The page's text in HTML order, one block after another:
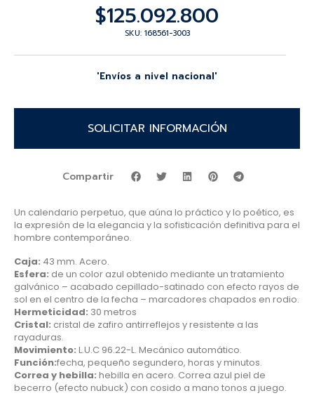
$125.092.800
SKU: 168561-3003
'Envíos a nivel nacional'
SOLICITAR INFORMACIÓN
Compartir
Un calendario perpetuo, que aúna lo práctico y lo poético, es
la expresión de la elegancia y la sofisticación definitiva para el
hombre contemporáneo.
Caja: 43 mm. Acero.
Esfera: de un color azul obtenido mediante un tratamiento
galvánico – acabado cepillado-satinado con efecto rayos de
sol en el centro de la fecha – marcadores chapados en rodio.
Hermeticidad: 30 metros
Cristal: cristal de zafiro antirreflejos y resistente a las
rayaduras.
Movimiento: L.U.C 96.22-L. Mecánico automático.
Función:fecha, pequeño segundero, horas y minutos.
Correa y hebilla: hebilla en acero. Correa azul piel de
becerro (efecto nubuck) con cosido a mano tonos a juego.